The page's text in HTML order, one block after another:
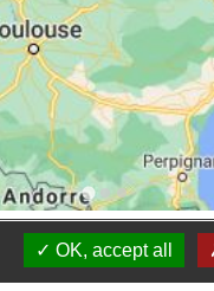
OK, accept all